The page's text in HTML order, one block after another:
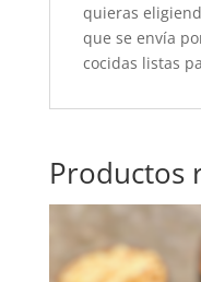
quieras
que se envía
cocidas listas
Productos